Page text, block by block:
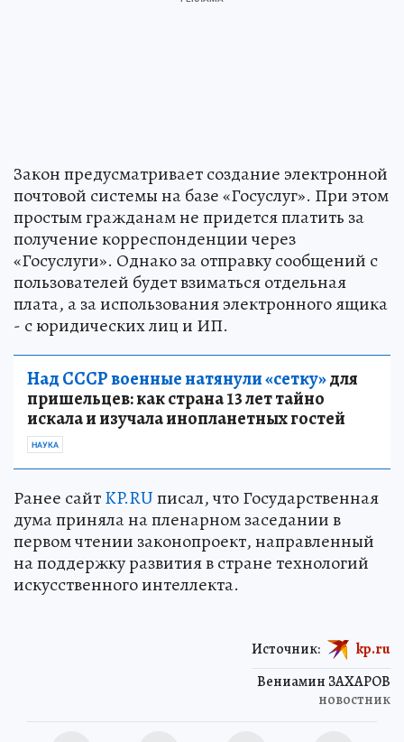
Закон предусматривает создание электронной
почтовой системы на базе «Госуслуг». При этом
простым гражданам не придется платить за
получение корреспонденции через
«Госуслуги». Однако за отправку сообщений с
пользователей будет взиматься отдельная
плата, а за использования электронного ящика
- с юридических лиц и ИП.
Над СССР военные натянули «сетку»для
пришельцев: как страна 13 лет тайно
искала и изучала инопланетных гостей
НАУКА
Ранее сайтKP.RUписал, что Государственная
дума приняла на пленарном заседании в
первом чтении законопроект, направленный
на поддержку развития в стране технологий
искусственного интеллекта.
Вениамин ЗАХАРОВ
новостник
Источник: kp.ru